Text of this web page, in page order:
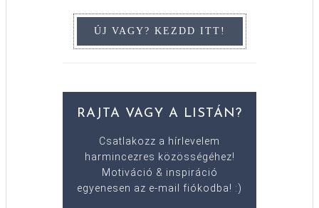
RAJTA VAGY A LISTÁN?
Csatlakozz a hírlevelem
harmincezres közösségéhez!
Motiváció & inspiráció
egyenesen az e-mail fiókodba! :)